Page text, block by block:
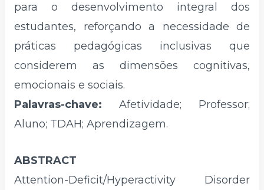
para o desenvolvimento integral dos
estudantes, reforçando a necessidade de
práticas pedagógicas inclusivas que
considerem as dimensões cognitivas,
emocionais e sociais.
Palavras-chave: Afetividade; Professor;
Aluno; TDAH; Aprendizagem.
ABSTRACT
Attention-Deficit/Hyperactivity Disorder